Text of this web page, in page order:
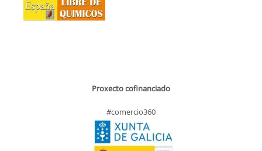
Proxecto cofinanciado
#comercio360